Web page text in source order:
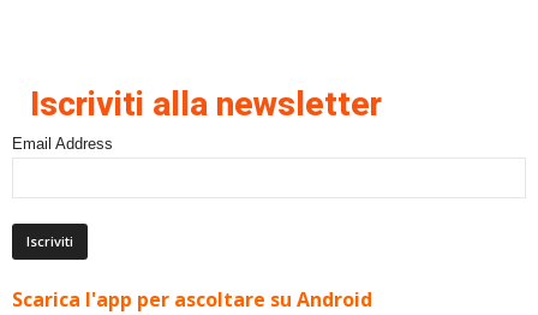
Iscriviti alla newsletter
Email Address
Scarica l'app per ascoltare su Android